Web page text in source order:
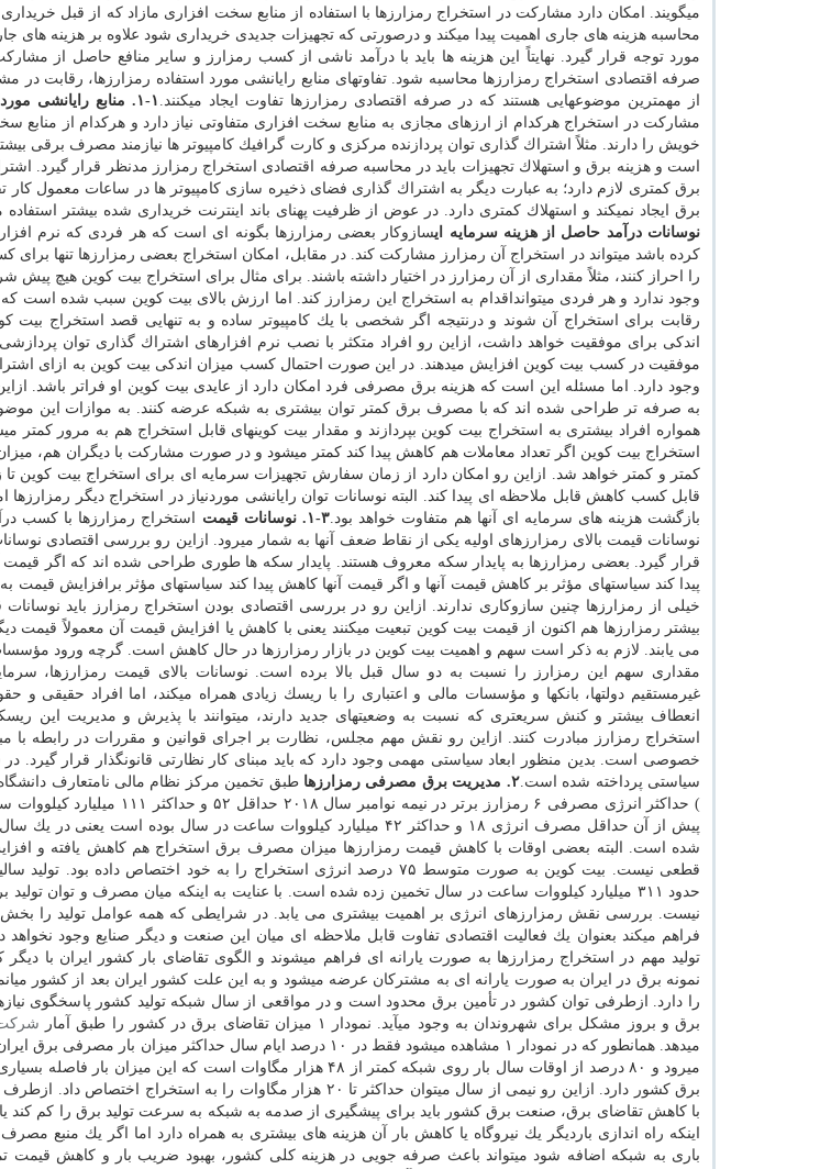
میگویند. امكان دارد مشاركت در استخراج رمزارزها با استفاده از منابع سخت افزاری مازاد كه از قبل
محاسبه هزینه های جاری اهمیت پیدا میكند و درصورتی كه تجهیزات جدیدی خریداری شود علاوه بر هزینه های
مورد توجه قرار گیرد. نهایتاً این هزینه ها باید با درآمد ناشی از كسب رمزارز و سایر منافع حاصل از
صرفه اقتصادی استخراج رمزارزها محاسبه شود. تفاوتهای منابع رایانشی مورد استفاده رمزارزها، رقابت در
از مهمترین موضوعهایی هستند كه در صرفه اقتصادی رمزارزها تفاوت ایجاد میكنند. ۱-۱. منابع رایانشی مورداستفاده و تفاوت در هزینه جاری
مشاركت در استخراج هركدام از ارزهای مجازی به منابع سخت افزاری متفاوتی نیاز دارد و هركدام از
خویش را دارند. مثلاً اشتراك گذاری توان پردازنده مركزی و كارت گرافیك كامپیوتر ها نیازمند مصرف برقی
است و هزینه برق و استهلاك تجهیزات باید در محاسبه صرفه اقتصادی استخراج رمزارز مدنظر قرار گیرد.
برق كمتری لازم دارد؛ به عبارت دیگر به اشتراك گذاری فضای ذخیره سازی كامپیوتر ها در ساعات معمول
برق ایجاد نمیكند و استهلاك كمتری دارد. در عوض از ظرفیت پهنای باند اینترنت خریداری شده بیشتر استفاده
نوسانات درآمد حاصل از هزینه سرمایه ایسازوكار بعضی رمزارزها بگونه ای است كه هر فردی كه نرم
كرده باشد میتواند در استخراج آن رمزارز مشاركت كند. در مقابل، امكان استخراج بعضی رمزارزها تنها
را احراز كنند، مثلاً مقداری از آن رمزارز در اختیار داشته باشند. برای مثال برای استخراج بیت كوین هیچ
وجود ندارد و هر فردی میتوانداقدام به استخراج این رمزارز كند. اما ارزش بالای بیت كوین سبب شده است
رقابت برای استخراج آن شوند و درنتیجه اگر شخصی با یك كامپیوتر ساده و به تنهایی قصد استخراج بیت
اندكی برای موفقیت خواهد داشت، ازاین رو افراد متكثر با نصب نرم افزارهای اشتراك گذاری توان
موفقیت در كسب بیت كوین افزایش میدهند. در این صورت احتمال كسب میزان اندكی بیت كوین به ازای
وجود دارد. اما مسئله این است كه هزینه برق مصرفی فرد امكان دارد از عایدی بیت كوین او فراتر باشد.
به صرفه تر طراحی شده اند كه با مصرف برق كمتر توان بیشتری به شبكه عرضه كنند. به موازات این
همواره افراد بیشتری به استخراج بیت كوین بپردازند و مقدار بیت كوینهای قابل استخراج هم به مرور كمتر
استخراج بیت كوین اگر تعداد معاملات هم كاهش پیدا كند كمتر میشود و در صورت مشاركت با دیگران هم،
كمتر و كمتر خواهد شد. ازاین رو امكان دارد از زمان سفارش تجهیزات سرمایه ای برای استخراج بیت كوین
قابل كسب كاهش قابل ملاحظه ای پیدا كند. البته نوسانات توان رایانشی موردنیاز در استخراج دیگر رمزارزها
بازگشت هزینه های سرمایه ای آنها هم متفاوت خواهد بود.۳-۱. نوسانات قیمت
استخراج رمزارزها با كسب
نوسانات قیمت بالای رمزارزهای اولیه یكی از نقاط ضعف آنها به شمار میرود. ازاین رو بررسی اقتصادی
قرار گیرد. بعضی رمزارزها به پایدار سكه معروف هستند. پایدار سكه ها طوری طراحی شده اند كه اگر قیمت
پیدا كند سیاستهای مؤثر بر كاهش قیمت آنها و اگر قیمت آنها كاهش پیدا كند سیاستهای مؤثر برافزایش قیمت
خیلی از رمزارزها چنین سازوكاری ندارند. ازاین رو در بررسی اقتصادی بودن استخراج رمزارز باید
بیشتر رمزارزها هم اكنون از قیمت بیت كوین تبعیت میكنند یعنی با كاهش یا افزایش قیمت آن معمولاً قیمت
می یابند. لازم به ذكر است سهم و اهمیت بیت كوین در بازار رمزارزها در حال كاهش است. گرچه ورود
مقداری سهم این رمزارز را نسبت به دو سال قبل بالا برده است. نوسانات بالای قیمت رمزارزها،
غیرمستقیم دولتها، بانكها و مؤسسات مالی و اعتباری را با ریسك زیادی همراه میكند، اما افراد
انعطاف بیشتر و كنش سریعتری كه نسبت به وضعیتهای جدید دارند، میتوانند با پذیرش و مدیریت این
استخراج رمزارز مبادرت كنند. ازاین رو نقش مهم مجلس، نظارت بر اجرای قوانین و مقررات در رابطه با
خصوصی است. بدین منظور ابعاد سیاستی مهمی وجود دارد كه باید مبنای كار نظارتی قانونگذار قرار گیرد.
سیاستی پرداخته شده است.۲. مدیریت برق مصرفی رمزارزها
) حداكثر انرژی مصرفی ۶ رمزارز برتر در نیمه
پیش از آن حداقل مصرف انرژی ۱۸ و حداكثر ۴۲ میلیارد كیلووات ساعت در سال بوده
شده است. البته بعضی اوقات با كاهش قیمت رمزارزها میزان مصرف برق استخراج هم كاهش یافته و
حدود ۳۱۱ میلیارد كیلووات ساعت در سال تخمین زده شده است. با عنایت به اینكه میان مصرف و توان
نیست. بررسی نقش رمزارزهای انرژی بر اهمیت بیشتری می یابد. در شرایطی كه همه عوامل تولید را
فراهم میكند بعنوان یك فعالیت اقتصادی تفاوت قابل ملاحظه ای میان این صنعت و دیگر صنایع وجود
تولید مهم در استخراج رمزارزها به صورت یارانه ای فراهم میشوند و الگوی تقاضای بار كشور ایران با دیگر
نمونه برق در ایران به صورت یارانه ای به مشتركان عرضه میشود و به این علت كشور ایران بعد از كشور
را دارد. ازطرفی توان كشور در تأمین برق محدود است و در مواقعی از سال شبكه تولید كشور پاسخگوی
برق و بروز مشكل برای شهروندان به وجود میآید. نمودار ۱ میزان تقاضای برق در كشور را طبق آمار
میرود و ۸۰ درصد از اوقات سال بار روی شبكه كمتر از ۴۸ هزار مگاوات است كه این
برق كشور دارد. ازاین رو نیمی از سال میتوان حداكثر تا ۲۰ هزار مگاوات را به
با كاهش تقاضای برق، صنعت برق كشور باید برای پیشگیری از صدمه به شبكه به سرعت تولید برق را كم
اینكه راه اندازی باردیگر یك نیروگاه یا كاهش بار آن هزینه های بیشتری به همراه دارد اما اگر یك منبع
باری به شبكه اضافه شود میتواند باعث صرفه جویی در هزینه كلی كشور، بهبود ضریب بار و كاهش قیمت